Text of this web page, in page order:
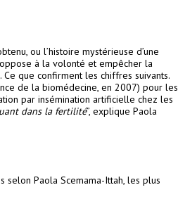
ou l’histoire mystérieuse d’une
à la volonté et empêcher la
Ce que confirment les chiffres suivants.
de la biomédecine, en 2007) pour les
par insémination artificielle chez les
dans la fertilité”, explique Paola
Paola Scemama-Ittah, les plus